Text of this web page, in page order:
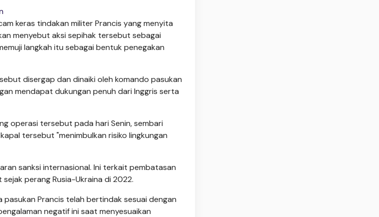
keras tindakan militer Prancis yang menyita
menyebut aksi sepihak tersebut sebagai
langkah itu sebagai bentuk penegakan
disergap dan dinaiki oleh komando pasukan
mendapat dukungan penuh dari Inggris serta
operasi tersebut pada hari Senin, sembari
tersebut "menimbulkan risiko lingkungan
sanksi internasional. Ini terkait pembatasan
perang Rusia-Ukraina di 2022.
Prancis telah bertindak sesuai dengan
negatif ini saat menyesuaikan